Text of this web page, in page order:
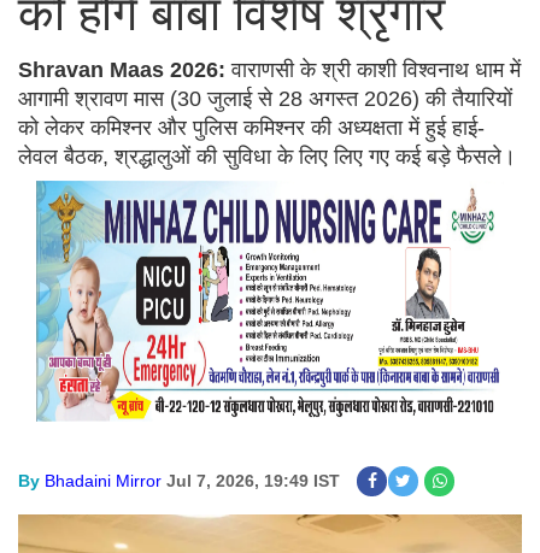
को होंगे बाबा विशेष श्रृंगार
Shravan Maas 2026: वाराणसी के श्री काशी विश्वनाथ धाम में
आगामी श्रावण मास (30 जुलाई से 28 अगस्त 2026) की तैयारियों
को लेकर कमिश्नर और पुलिस कमिश्नर की अध्यक्षता में हुई हाई-
लेवल बैठक, श्रद्धालुओं की सुविधा के लिए लिए गए कई बड़े फैसले।
By Bhadaini Mirror Jul 7, 2026, 19:49 IST